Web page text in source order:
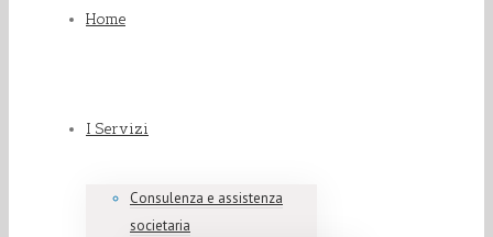
Home
I Servizi
Consulenza e assistenza
societaria